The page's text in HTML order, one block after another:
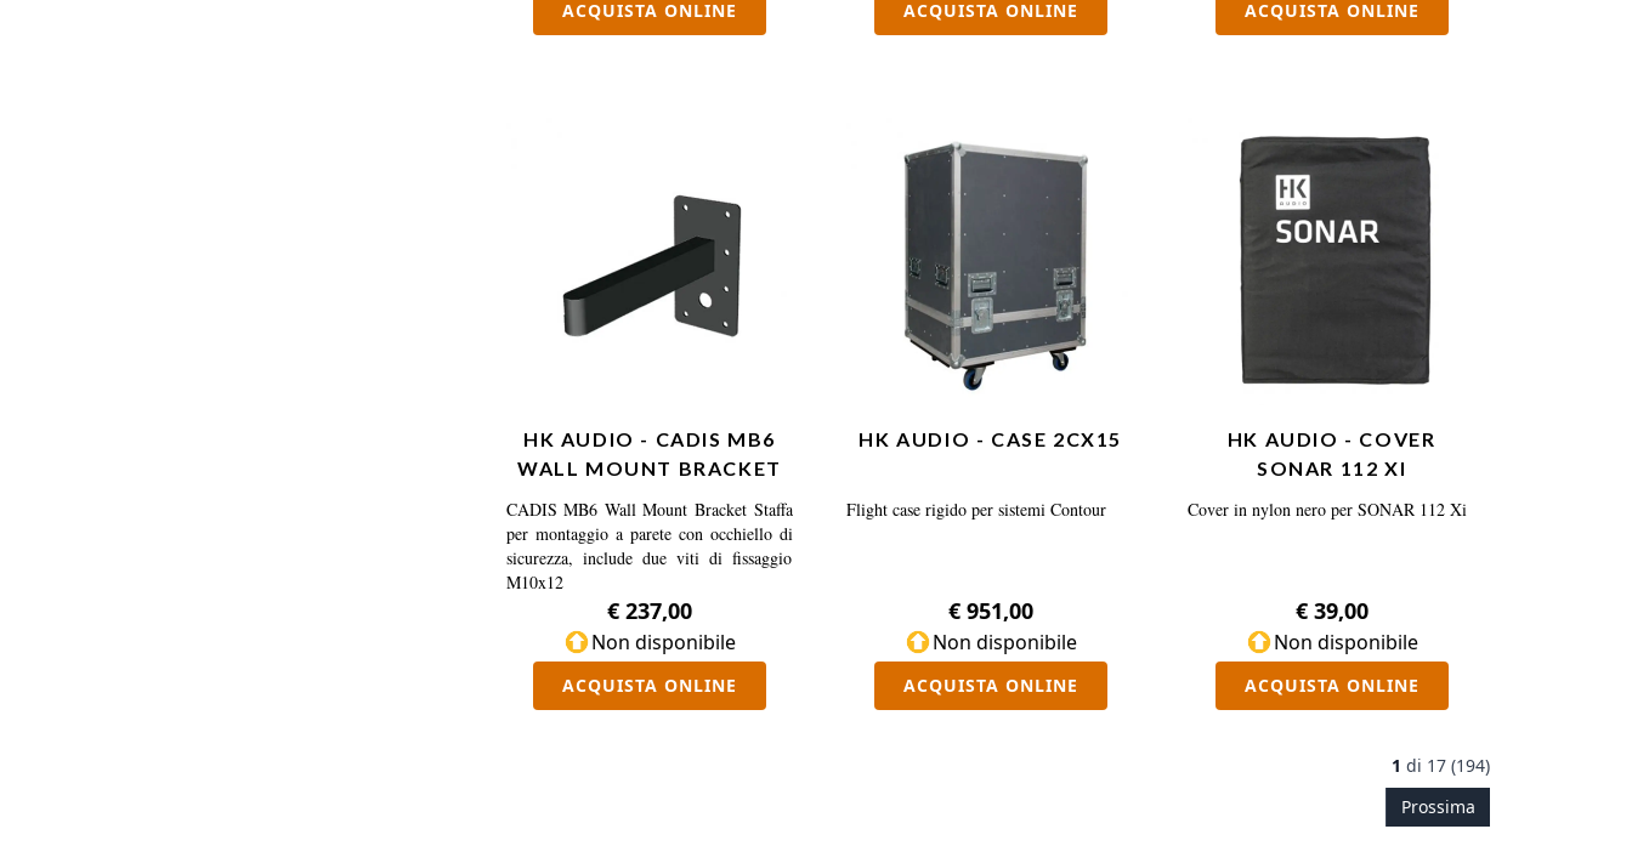
ACQUISTA ONLINE ACQUISTA ONLINE ACQUISTA ONLINE
HK AUDIO - CADIS MB6
WALL MOUNT BRACKET
CADIS MB6 Wall Mount Bracket Staffa
per montaggio a parete con occhiello di
sicurezza, include due viti di fissaggio
M10x12
€ 237,00
Non disponibile
ACQUISTA ONLINE
HK AUDIO - CASE 2CX15
Flight case rigido per sistemi Contour
€ 951,00
Non disponibile
ACQUISTA ONLINE
HK AUDIO - COVER
SONAR 112 XI
Cover in nylon nero per SONAR 112 Xi
€ 39,00
Non disponibile
ACQUISTA ONLINE
1 di 17 (194)
Prossima